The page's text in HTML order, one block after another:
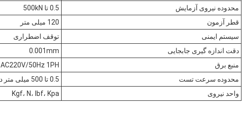
محدوده نیروی آزمایش
0.5 تا 500kN
قطر آزمون
120 میلی متر
سیستم ایمنی
توقف اضطراری
دقت اندازه گیری جابجایی
0.001mm
منبع برق
AC220V/50Hz 1PH
محدوده سرعت تست
0.5 تا 500 میلی متر در دقیقه
واحد نیروی
Kgf، N، lbf، Kpa